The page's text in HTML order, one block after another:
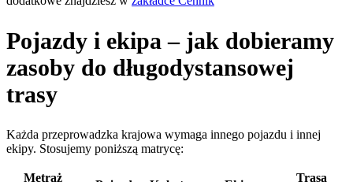
Pojazdy i ekipa – jak dobieramy
zasoby do długodystansowej
trasy
Każda przeprowadzka krajowa wymaga innego pojazdu i innej
ekipy. Stosujemy poniższą matrycę:
Metraż
Trasa